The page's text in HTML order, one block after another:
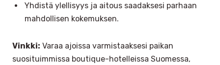
Yhdistä ylellisyys ja aitous saadaksesi parhaan
mahdollisen kokemuksen.
Vinkki: Varaa ajoissa varmistaaksesi paikan
suosituimmissa boutique-hotelleissa Suomessa,